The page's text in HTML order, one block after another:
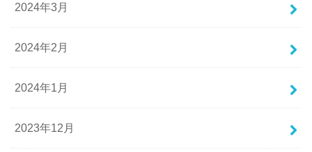
2024年3月
2024年2月
2024年1月
2023年12月